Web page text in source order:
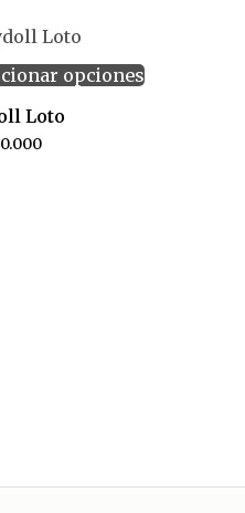
opciones
Loto